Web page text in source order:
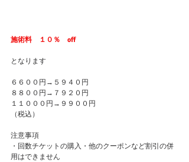
施術料　１０％　off
となります
６６００円→５９４０円
８８００円→７９２０円
１１０００円→９９００円
（税込）
注意事項
・回数チケットの購入・他のクーポンなど割引の併
用はできません